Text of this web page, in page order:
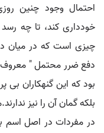
احتمال وجود چنین
خودداری کند، تا چه
چیزی است که در میان
دفع ضرر محتمل "
بود که این گنهکاران بی
بلکه گمان آن را نیز
در مفردات در اصل اسم